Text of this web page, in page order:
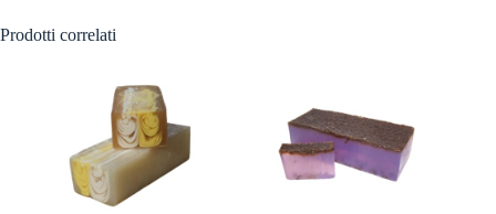
Prodotti correlati